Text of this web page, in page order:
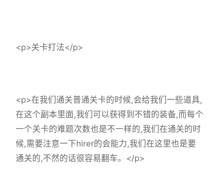
<p>关卡打法</p>
<p>在我们通关普通关卡的时候,会给我们一些道具,
在这个副本里面,我们可以获得到不错的装备,而每个
一个关卡的难题次数也是不一样的,我们在通关的时
候,需要注意一下hirer的会能力,我们在这里也是要
通关的,不然的话很容易翻车。</p>